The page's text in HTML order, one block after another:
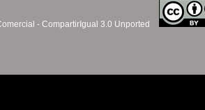
- CompartirIgual 3.0 Unported